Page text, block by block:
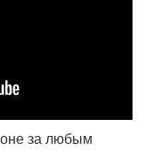
за любым